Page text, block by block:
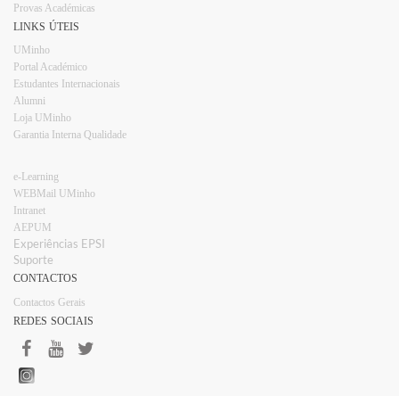
Provas Académicas
LINKS ÚTEIS
UMinho
Portal Académico
Estudantes Internacionais​​
Alumni
Loja UMinho​
Garantia Interna Qualidade
e-Learning
WEBMail UMinho
Intranet
AEPUM​
Experiências EPSI​​
Suporte
CONTACTOS
Contactos Gerais
REDES SOCIAIS